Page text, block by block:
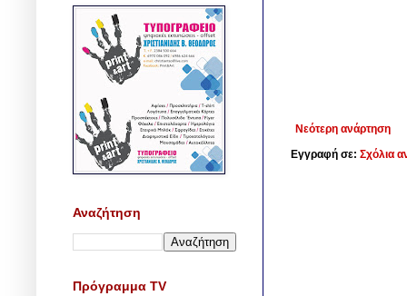
Νεότερη ανάρτηση
Εγγραφή σε: Σχόλια
Αναζήτηση
Πρόγραμμα TV